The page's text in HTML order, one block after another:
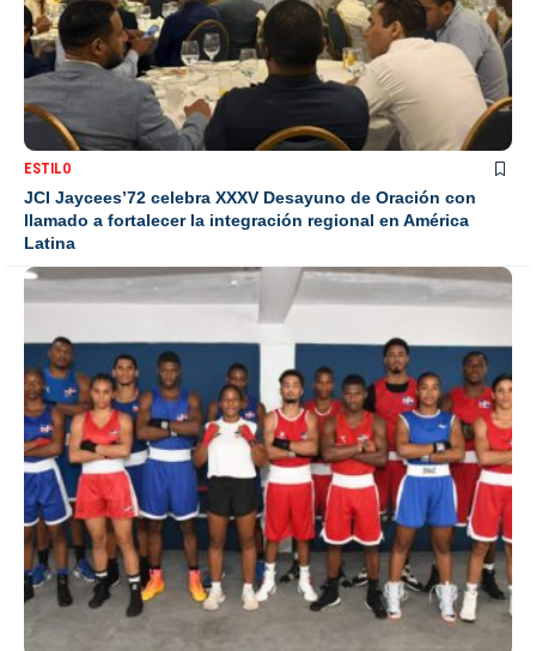
ESTILO
JCI Jaycees’72 celebra XXXV Desayuno de Oración con
llamado a fortalecer la integración regional en América
Latina